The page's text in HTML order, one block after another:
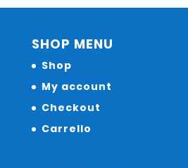
SHOP MENU
Shop
My account
Checkout
Carrello